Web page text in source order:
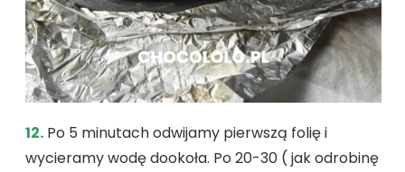
12. Po 5 minutach odwijamy pierwszą folię i
wycieramy wodę dookoła. Po 20-30 ( jak odrobinę